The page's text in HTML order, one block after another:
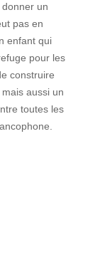
un
pas en
enfant qui
pour les
construire
aussi un
toutes les